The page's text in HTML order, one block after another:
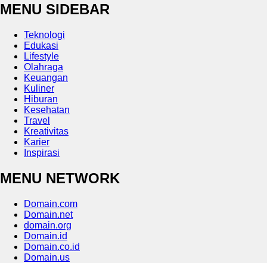
MENU SIDEBAR
Teknologi
Edukasi
Lifestyle
Olahraga
Keuangan
Kuliner
Hiburan
Kesehatan
Travel
Kreativitas
Karier
Inspirasi
MENU NETWORK
Domain.com
Domain.net
domain.org
Domain.id
Domain.co.id
Domain.us